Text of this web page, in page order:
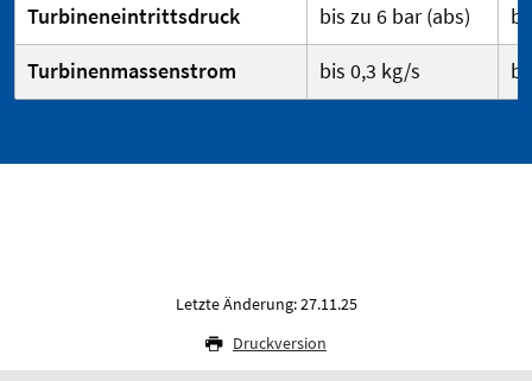
Turbineneintrittsdruck
bis zu 6 bar (abs)
Turbinenmassenstrom
bis 0,3 kg/s
Letzte Änderung: 27.11.25
Druckversion